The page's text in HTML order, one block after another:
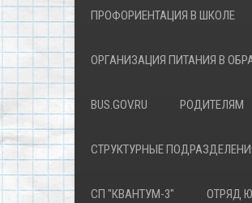
ПРОФОРИЕНТАЦИЯ В ШКОЛЕ
ОРГАНИЗАЦИЯ ПИТАНИЯ В
BUS.GOV.RU РОДИТЕЛЯМ
СТРУКТУРНЫЕ
СП "КВАНТУМ-3" ОТРЯД